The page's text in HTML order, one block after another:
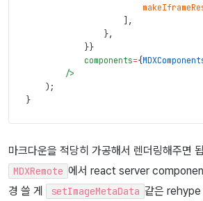
] ,
},
}}
components={
/>
) ;
}
마크다운을 적당히 가공해서 렌더링해주면
MDXRemote 에서 react server
경 쓸 게
setImageMetaData 같은 rehype